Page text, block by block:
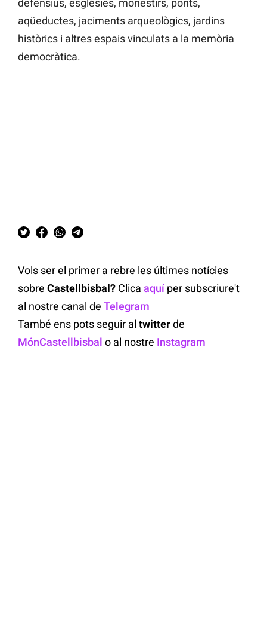
defensius, esglésies, monestirs, ponts,
aqüeductes, jaciments arqueològics, jardins
històrics i altres espais vinculats a la memòria
democràtica.
Vols ser el primer a rebre les últimes notícies
sobre Castellbisbal? Clica aquí per subscriure't
al nostre canal de Telegram
També ens pots seguir al twitterde
MónCastellbisbal o al nostre Instagram